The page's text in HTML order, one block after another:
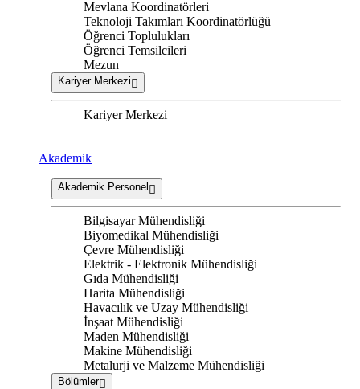
Mevlana Koordinatörleri
Teknoloji Takımları Koordinatörlüğü
Öğrenci Toplulukları
Öğrenci Temsilcileri
Mezun
Kariyer Merkezi
Kariyer Merkezi
Akademik
Akademik Personel
Bilgisayar Mühendisliği
Biyomedikal Mühendisliği
Çevre Mühendisliği
Elektrik - Elektronik Mühendisliği
Gıda Mühendisliği
Harita Mühendisliği
Havacılık ve Uzay Mühendisliği
İnşaat Mühendisliği
Maden Mühendisliği
Makine Mühendisliği
Metalurji ve Malzeme Mühendisliği
Bölümler